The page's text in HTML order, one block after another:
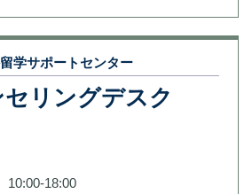
学サポートセンター
リングデスク
18:00